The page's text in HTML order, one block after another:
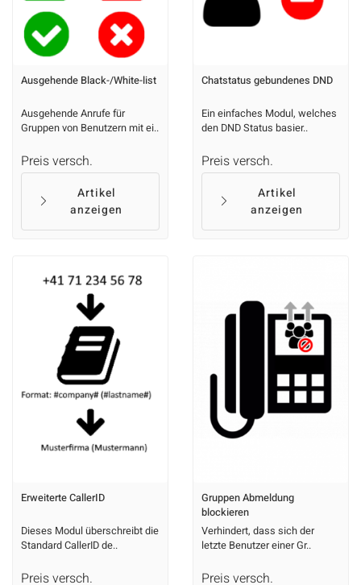
Ausgehende Black-/White-list
Ausgehende Anrufe für
Gruppen von Benutzern mit ei..
Preis versch.
Artikel
anzeigen
Chatstatus gebundenes DND
Ein einfaches Modul, welches
den DND Status basier..
Preis versch.
Artikel
anzeigen
Erweiterte CallerID
Dieses Modul überschreibt die
Standard CallerID de..
Preis versch.
Gruppen Abmeldung
blockieren
Verhindert, dass sich der
letzte Benutzer einer Gr..
Preis versch.